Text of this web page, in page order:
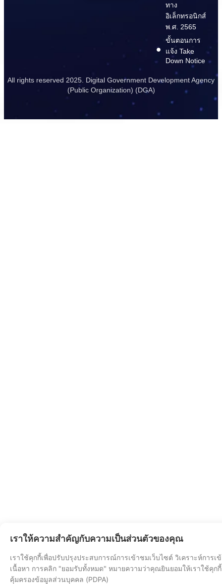
ทาง
อิเล็กทรอนิกส์
พ.ศ. 2565
ขั้นตอนการ
แจ้ง Take
Down Notice
All rights reserved 2025. Digital Government Development Agency
(Public Organization) (DGA)
เราให้ความสำคัญกับความเป็นส่วนตัวของคุณ
เราใช้คุกกี้เพื่อปรับปรุงประสบการณ์การเข้าชมเว็บไซต์ วิเคราะห์การ
เนื้อหา การคลิก "ยอมรับทั้งหมด" หมายความว่าคุณยินยอมให้เราใช้คุ
คุ้มครองข้อมูลส่วนบุคคล (PDPA)